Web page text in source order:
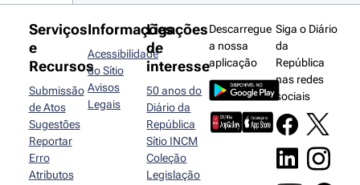
Serviços
e
Recursos
Submissão
de Atos
Sugestões
Reportar
Erro
Atributos
Informações
Acessibilidade
do Sítio
Avisos
Legais
Ligações
de
interesse
50 anos do
Diário da
República
Sítio INCM
Coleção
Legislação
Descarregue
a nossa
aplicação
Siga o Diário
da
República
nas redes
sociais